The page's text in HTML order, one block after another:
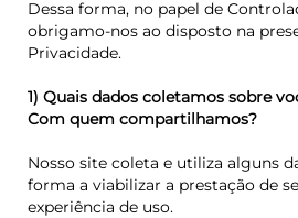
Dessa forma, no papel de
obrigamo-nos ao disposto na
Privacidade.
1) Quais dados coletamos sobre
Com quem compartilhamos?
Nosso site coleta e utiliza alguns
forma a viabilizar a prestação de
experiência de uso.